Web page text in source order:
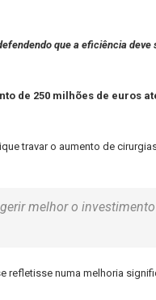
que a eficiência deve
de 250 milhões de euros
travar o aumento de
melhor o
refletisse numa melhoria